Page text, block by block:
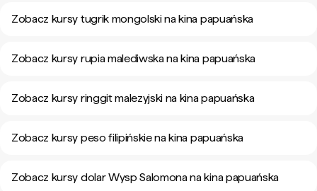
Zobacz kursy tugrik mongolski na kina papuańska
Zobacz kursy rupia malediwska na kina papuańska
Zobacz kursy ringgit malezyjski na kina papuańska
Zobacz kursy peso filipińskie na kina papuańska
Zobacz kursy dolar Wysp Salomona na kina papuańska